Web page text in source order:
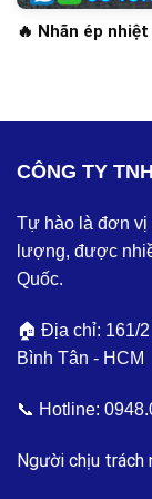
🔥 Nhãn ép
CÔNG TY
Tự hào là đơn vị
lượng, được
Quốc.
🏠 Địa chỉ: 161/
Bình Tân - HCM
📞 Hotline:
Người chịu trách